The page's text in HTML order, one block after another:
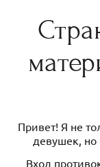
Привет! Я не
девушек, но
Вход